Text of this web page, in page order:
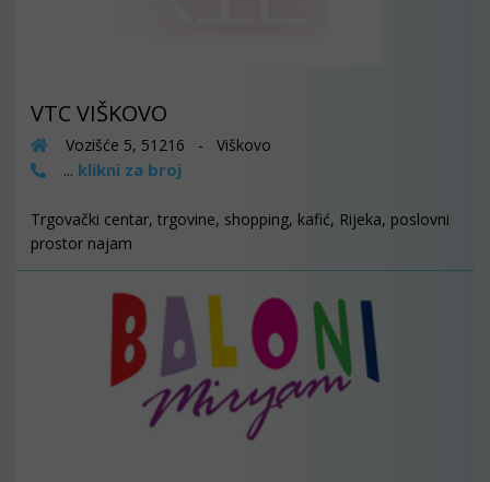
VTC VIŠKOVO
Vozišće 5, 51216 - Viškovo
... klikni za broj
Trgovački centar, trgovine, shopping, kafić, Rijeka, poslovni
prostor najam